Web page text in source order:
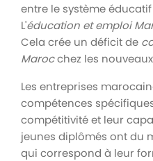
entre le système
L'éducation et emploi
Cela crée un déficit de
Marocchez les
Les entreprises
compétences
compétitivité et leur
jeunes diplômés ont du
qui correspond à leur